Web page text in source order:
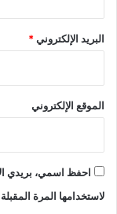
البريد الإلكتروني*
الموقع الإلكتروني
احفظ اسمي، بريدي
لاستخدامها المرة